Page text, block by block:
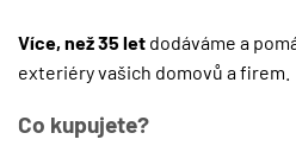
Více, než 35 let dodáváme a
exteriéry vašich domovů a firem.
Co kupujete?